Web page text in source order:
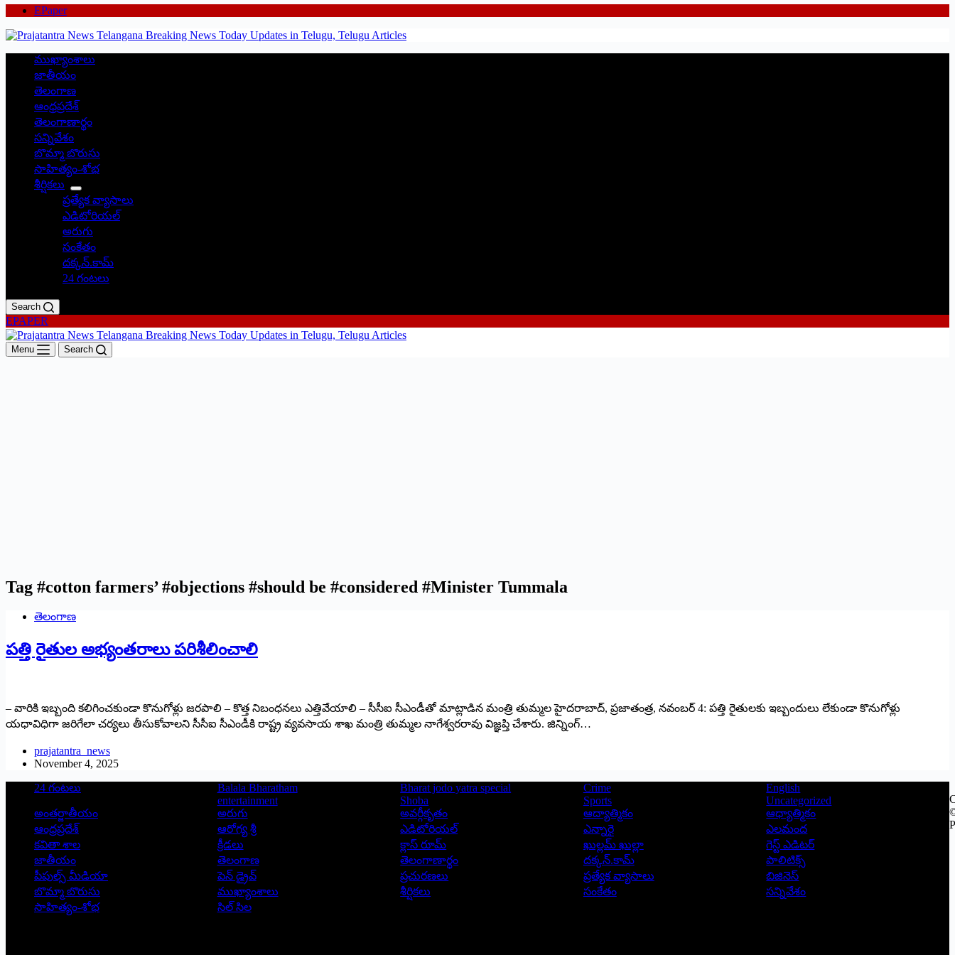
EPaper
ముఖ్యాంశాలు
జాతీయం
తెలంగాణ
ఆంధ్రప్రదేశ్
తెలంగాణార్థం
సన్నివేశం
బొమ్మా బొరుసు
సాహిత్యం-శోభ
శీర్షికలు
ప్రత్యేక వ్యాసాలు
ఎడిటోరియల్
అరుగు
సంకేతం
దక్కన్.కామ్
24 గంటలు
Search
EPAPER
Menu Search
Tag #cotton farmers’ #objections #should be #considered #Minister Tummala
తెలంగాణ
పత్తి రైతుల అభ్యంతరాలు పరిశీలించాలి
– వారికి ఇబ్బంది కలిగించకుండా కొనుగోళ్లు జరపాలి – కొత్త నిబంధనలు ఎత్తివేయాలి – సీసీఐ సీఎండీతో మాట్లాడిన మంత్రి తుమ్మల హైదరాబాద్‌, ప్రజాతంత్ర, నవంబర్‌ 4: పత్తి రైతులకు ఇబ్బందులు లేకుండా కొనుగోళ్లు
యధావిధిగా జరిగేలా చర్యలు తీసుకోవాలని సీసీఐ సీఎండీకి రాష్ట్ర వ్యవసాయ శాఖ మంత్రి తుమ్మల నాగేశ్వరరావు విజ్ఞప్తి చేశారు. జిన్నింగ్‌…
prajatantra_news
November 4, 2025
24 గంటలు
Balala Bharatham Bharat jodo yatra special Crime
English
entertainment
Shoba Sports
Uncategorized
అంతర్జాతీయం
అరుగు అవర్గీకృతం ఆద్యాత్మికం
ఆధ్యాత్మికం
ఆంధ్రప్రదేశ్
ఆరోగ్య శ్రీ ఎడిటోరియల్ ఎన్నారై
ఎలమంద
కవితా శాల
క్రీడలు క్లాస్ రూమ్ ఖుల్లమ్ ఖుల్లా
గెస్ట్ ఎడిటర్
జాతీయం
తెలంగాణ తెలంగాణార్థం దక్కన్.కామ్
పాలిటిక్స్
పీపుల్స్ ‌మీడియా
పెన్ డ్రైవ్ ప్రచురణలు ప్రత్యేక వ్యాసాలు
బిజినెస్
బొమ్మా బొరుసు
ముఖ్యాంశాలు శీర్షికలు సంకేతం
సన్నివేశం
సాహిత్యం-శోభ
సిల్ సిల